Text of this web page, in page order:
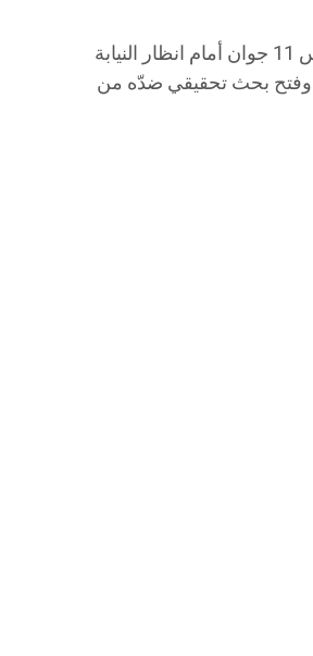
ووفق مصادر إعلامية بالجهة، مثل المتهم الشاب، اليوم الخميس 11 جوان أمام انظار النيابة
به وفتح بحث تحقيقي ضدّه من